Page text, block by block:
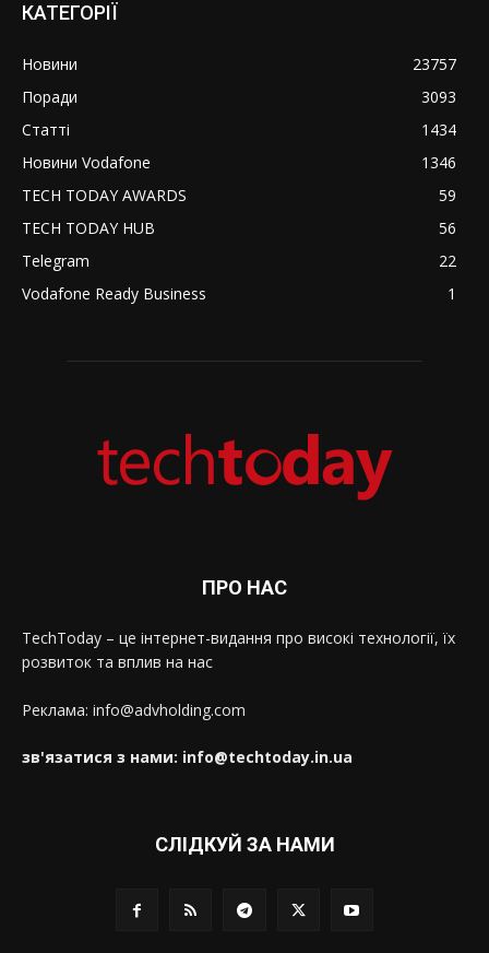
КАТЕГОРІЇ
Новини
23757
Поради
3093
Статті
1434
Новини Vodafone
1346
TECH TODAY AWARDS
59
TECH TODAY HUB
56
Telegram
22
Vodafone Ready Business
1
ПРО НАС
TechToday – це інтернет-видання про високі технології, їх
розвиток та вплив на нас
Реклама: info@advholding.com
зв'язатися з нами: info@techtoday.in.ua
СЛІДКУЙ ЗА НАМИ